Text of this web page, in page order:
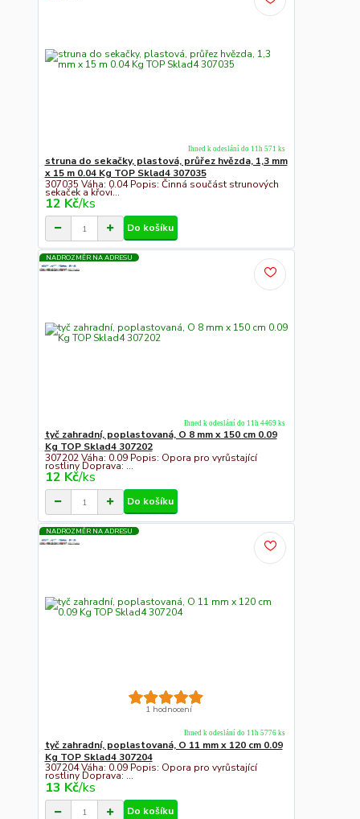
struna do sekačky, plastová, průřez hvězda, 1,3 mm
x 15 m 0.04 Kg TOP Sklad4 307035
307035 Váha: 0.04 Popis: Činná součást strunových
sekaček a křovi...
12 Kč/ks
Ihned k odeslání do 11h 571 ks
Do košíku
NADROZMĚR NA ADRESU
tyč zahradní, poplastovaná, O 8 mm x 150 cm 0.09
Kg TOP Sklad4 307202
307202 Váha: 0.09 Popis: Opora pro vyrůstající
rostliny Doprava: ...
12 Kč/ks
Ihned k odeslání do 11h 4469 ks
Do košíku
NADROZMĚR NA ADRESU
1 hodnocení
tyč zahradní, poplastovaná, O 11 mm x 120 cm 0.09
Kg TOP Sklad4 307204
307204 Váha: 0.09 Popis: Opora pro vyrůstající
rostliny Doprava: ...
13 Kč/ks
Ihned k odeslání do 11h 5776 ks
Do košíku